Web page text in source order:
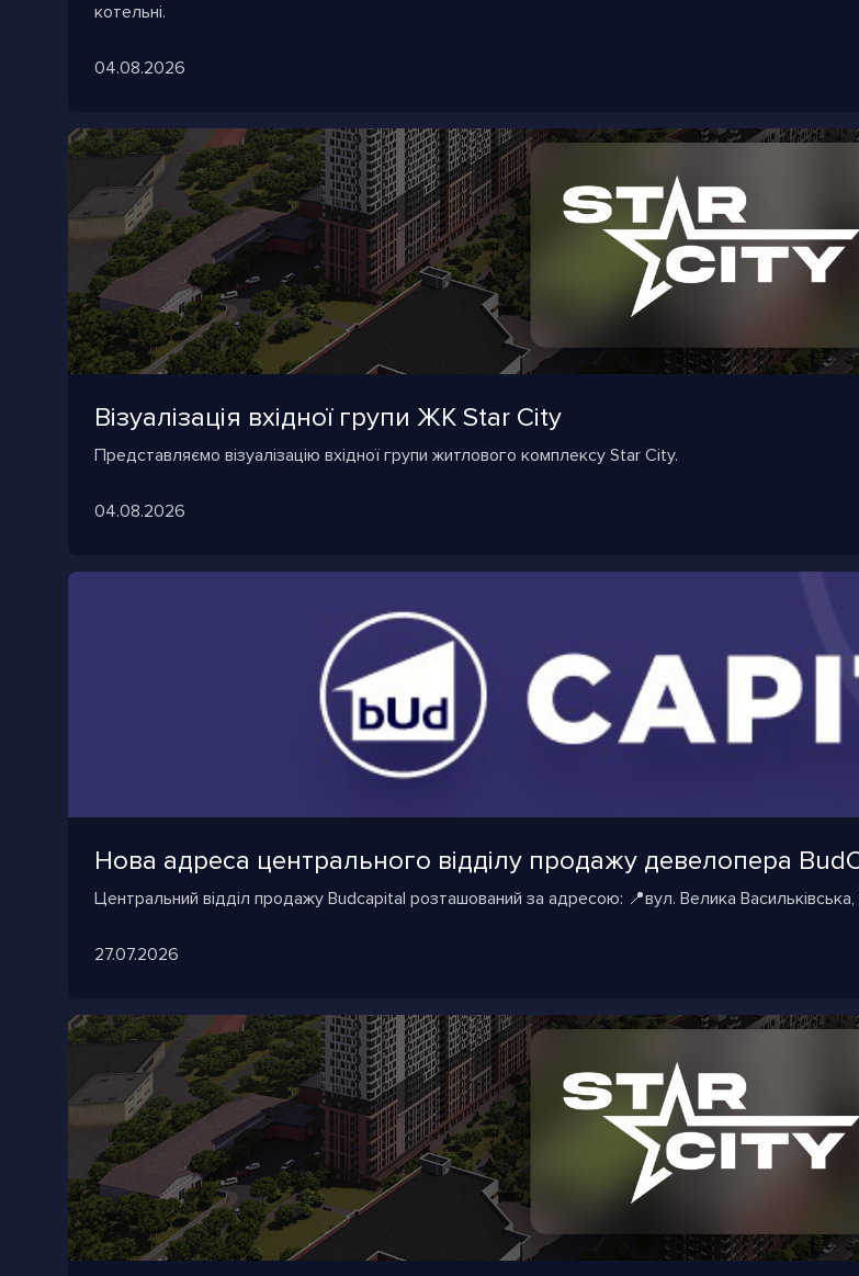
котельні.
04.08.2026
Візуалізація вхідної групи ЖК Star City
Представляємо візуалізацію вхідної групи житлового комплексу Star City.
04.08.2026
Нова адреса центрального відділу продажу девелопера
Центральний відділ продажу Budcapital розташований за адресою: 📍вул. Велика Васильківська,
27.07.2026